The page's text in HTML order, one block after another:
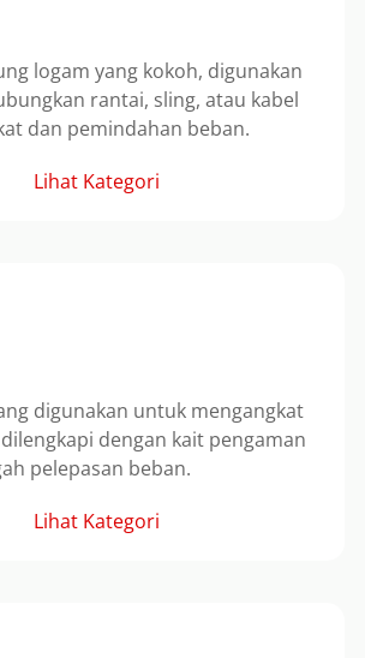
logam yang kokoh, digunakan
rantai, sling, atau kabel
dan pemindahan beban.
Lihat Kategori
digunakan untuk mengangkat
dengan kait pengaman
pelepasan beban.
Lihat Kategori